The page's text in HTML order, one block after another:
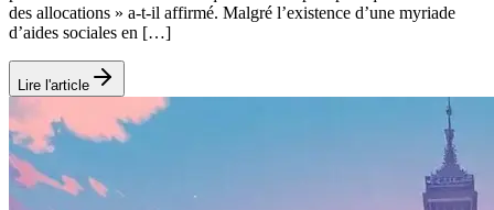
des allocations » a-t-il affirmé. Malgré l’existence d’une myriade
d’aides sociales en […]
Lire l'article